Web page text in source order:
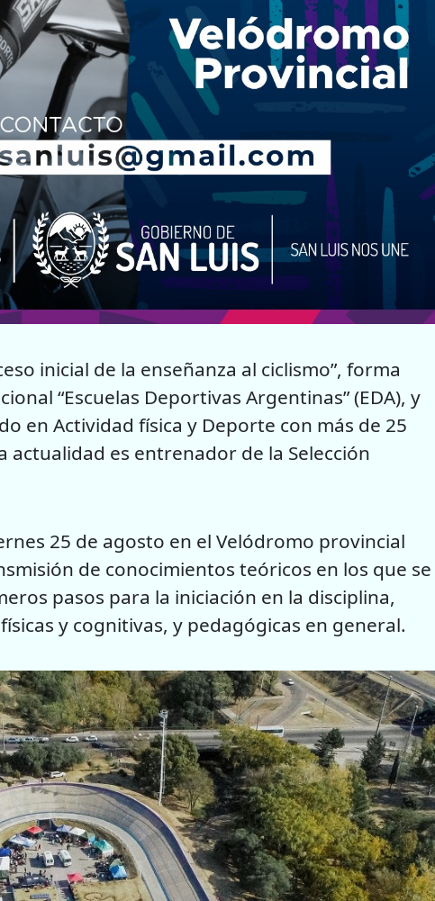
inicial de la enseñanza al ciclismo”, forma
“Escuelas Deportivas Argentinas” (EDA), y
en Actividad física y Deporte con más de 25
actualidad es entrenador de la Selección
25 de agosto en el Velódromo provincial
de conocimientos teóricos en los que se
pasos para la iniciación en la disciplina,
y cognitivas, y pedagógicas en general.